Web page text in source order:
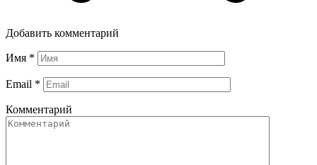
Добавить комментарий
Имя *
Email *
Комментарий